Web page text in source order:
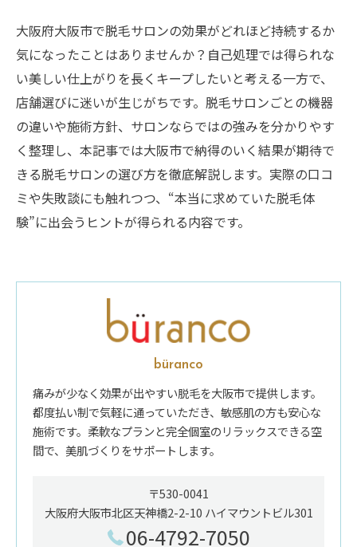
大阪府大阪市で脱毛サロンの効果がどれほど持続するか
気になったことはありませんか？自己処理では得られな
い美しい仕上がりを長くキープしたいと考える一方で、
店舗選びに迷いが生じがちです。脱毛サロンごとの機器
の違いや施術方針、サロンならではの強みを分かりやす
く整理し、本記事では大阪市で納得のいく結果が期待で
きる脱毛サロンの選び方を徹底解説します。実際の口コ
ミや失敗談にも触れつつ、“本当に求めていた脱毛体
験”に出会うヒントが得られる内容です。
büranco
痛みが少なく効果が出やすい脱毛を大阪市で提供します。
都度払い制で気軽に通っていただき、敏感肌の方も安心な
施術です。柔軟なプランと完全個室のリラックスできる空
間で、美肌づくりをサポートします。
〒530-0041
大阪府大阪市北区天神橋2-2-10 ハイマウントビル301
06-4792-7050